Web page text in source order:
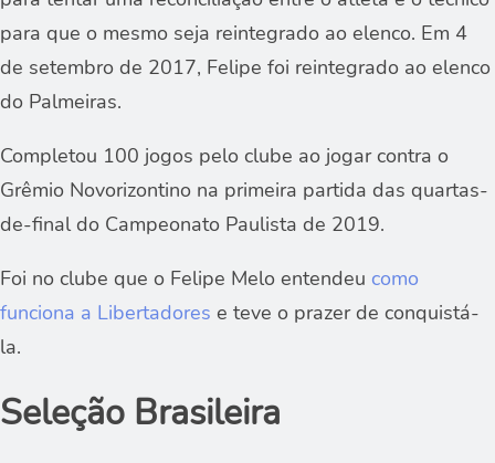
para que o mesmo seja reintegrado ao elenco. Em 4
de setembro de 2017, Felipe foi reintegrado ao elenco
do Palmeiras.
Completou 100 jogos pelo clube ao jogar contra o
Grêmio Novorizontino na primeira partida das quartas-
de-final do Campeonato Paulista de 2019.
Foi no clube que o Felipe Melo entendeu como
funciona a Libertadores e teve o prazer de conquistá-
la.
Seleção Brasileira